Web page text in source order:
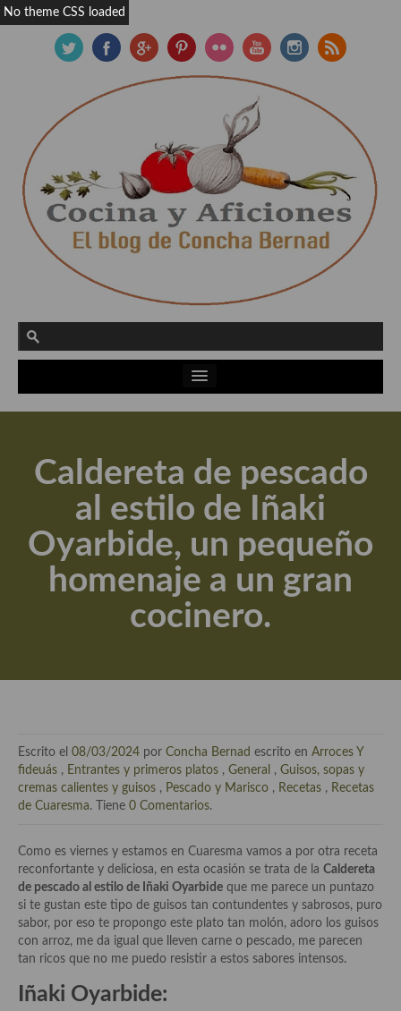
Actualidad y recomendaciones
Apuntes, estudios sobre temas interesantes e importantes
Aceite de Oliva Virgen Extra (AOVE)
Recetas maridadas con los mejores AOVES
Flores en la cocina recetas
Técnicas de emplatado
Especias, hierbas, condimentos, espesantes y aditivos
Historia de la gastronomía, platos celebres, cocineros, críticos,
Origen y evolución de la comida
Protocolo y buenas maneras.
Ocio – restaurantes, bares, tabernas
Viajes eno-gastro-turísticos
En El Candelero
Caldereta de pescado
al estilo de Iñaki
Oyarbide, un pequeño
homenaje a un gran
cocinero.
Escrito el 08/03/2024 por Concha Bernad escrito en Arroces Y
fideuás , Entrantes y primeros platos , General , Guisos, sopas y
cremas calientes y guisos , Pescado y Marisco , Recetas , Recetas
de Cuaresma. Tiene 0 Comentarios.
Como es viernes y estamos en Cuaresma vamos a por otra receta
reconfortante y deliciosa, en esta ocasión se trata de la Caldereta
de pescado al estilo de Iñaki Oyarbide que me parece un puntazo
si te gustan este tipo de guisos tan contundentes y sabrosos, puro
sabor, por eso te propongo este plato tan molón, adoro los guisos
con arroz, me da igual que lleven carne o pescado, me parecen
tan ricos que no me puedo resistir a estos sabores intensos.
Iñaki Oyarbide:
No theme CSS loaded